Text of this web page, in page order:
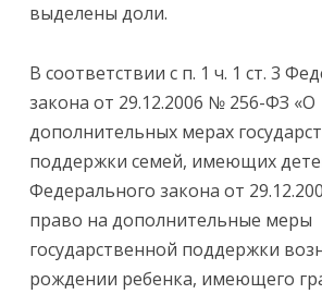
выделены доли.
В соответствии с п. 1 ч. 1 ст. 3
закона от 29.12.2006 № 256-ФЗ «О
дополнительных мерах
поддержки семей, имеющих
Федерального закона от
право на дополнительные меры
государственной поддержки
рождении ребенка, имеющего